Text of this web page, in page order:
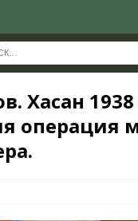
Хасан 1938
операция